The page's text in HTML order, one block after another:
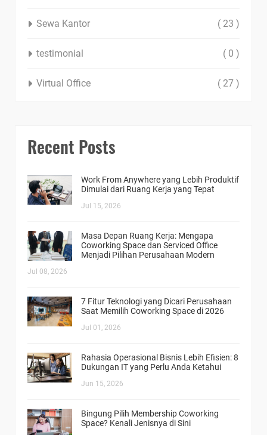
Sewa Kantor ( 23 )
testimonial ( 0 )
Virtual Office ( 27 )
Recent Posts
Work From Anywhere yang Lebih Produktif
Dimulai dari Ruang Kerja yang Tepat
Jul 15, 2026
Masa Depan Ruang Kerja: Mengapa
Coworking Space dan Serviced Office
Menjadi Pilihan Perusahaan Modern
Jul 08, 2026
7 Fitur Teknologi yang Dicari Perusahaan
Saat Memilih Coworking Space di 2026
Jul 01, 2026
Rahasia Operasional Bisnis Lebih Efisien: 8
Dukungan IT yang Perlu Anda Ketahui
Jun 15, 2026
Bingung Pilih Membership Coworking
Space? Kenali Jenisnya di Sini